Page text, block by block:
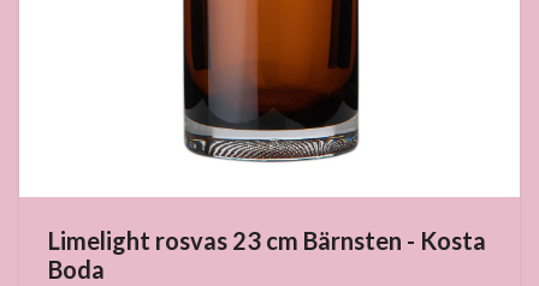
Limelight rosvas 23 cm Bärnsten - Kosta
Boda